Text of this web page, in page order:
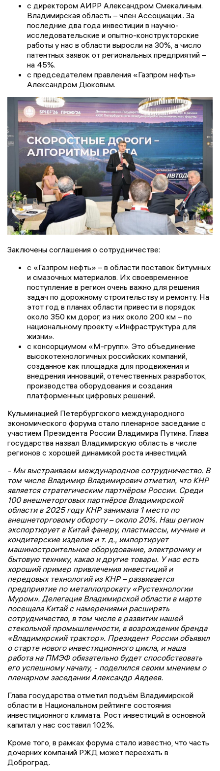
с директором АИРР Александром Смекалиным.
Владимирская область – член Ассоциации.. За
последние два года инвестиции в научно-
исследовательские и опытно-конструкторские
работы у нас в области выросли на 30%, а число
патентных заявок от региональных предприятий –
на 45%.
с председателем правления «Газпром нефть»
Александром Дюковым.
Заключены соглашения о сотрудничестве:
с «Газпром нефть» – в области поставок битумных
и смазочных материалов. Их своевременное
поступление в регион очень важно для решения
задач по дорожному строительству и ремонту. На
этот год в планах области привести в порядок
около 350 км дорог, из них около 200 км – по
национальному проекту «Инфраструктура для
жизни».
с консорциумом «М-групп». Это объединение
высокотехнологичных российских компаний,
созданное как площадка для продвижения и
внедрения инноваций, отечественных разработок,
производства оборудования и создания
платформенных цифровых решений.
Кульминацией Петербургского международного
экономического форума стало пленарное заседание с
участием Президента России Владимира Путина. Глава
государства назвал Владимирскую область в числе
регионов с хорошей динамикой роста инвестиций.
- Мы выстраиваем международное сотрудничество. В
том числе Владимир Владимирович отметил, что КНР
является стратегическим партнёром России. Среди
100 внешнеторговых партнёров Владимирской
области в 2025 году КНР занимала 1 место по
внешнеторговому обороту – около 20%. Наш регион
экспортирует в Китай фанеру, пластмассы, мучные и
кондитерские изделия и т. д., импортирует
машиностроительное оборудование, электронику и
бытовую технику, какао и другие товары. У нас есть
хороший пример привлечения инвестиций и
передовых технологий из КНР – развивается
предприятие по металлопрокату «Рустехнологии
Муром». Делегация Владимирской области в марте
посещала Китай с намерениями расширять
сотрудничество, в том числе в развитии нашей
стекольной промышленности, в возрождении бренда
«Владимирский трактор». Президент России объявил
о старте нового инвестиционного цикла, и наша
работа на ПМЭФ обязательно будет способствовать
его успешному началу, - поделился своим мнением о
пленарном заседании Александр Авдеев.
Глава государства отметил подъём Владимирской
области в Национальном рейтинге состояния
инвестиционного климата. Рост инвестиций в основной
капитал у нас составил 102%.
Кроме того, в рамках форума стало известно, что часть
дочерних компаний РЖД может переехать в
Доброград.